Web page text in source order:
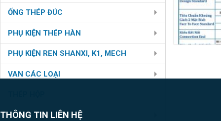
ỐNG THÉP ĐÚC
PHỤ KIỆN THÉP HÀN
PHỤ KIỆN REN SHANXI, K1, MECH
VAN CÁC LOẠI
THÉP TẤM
THÔNG TIN LIÊN HỆ